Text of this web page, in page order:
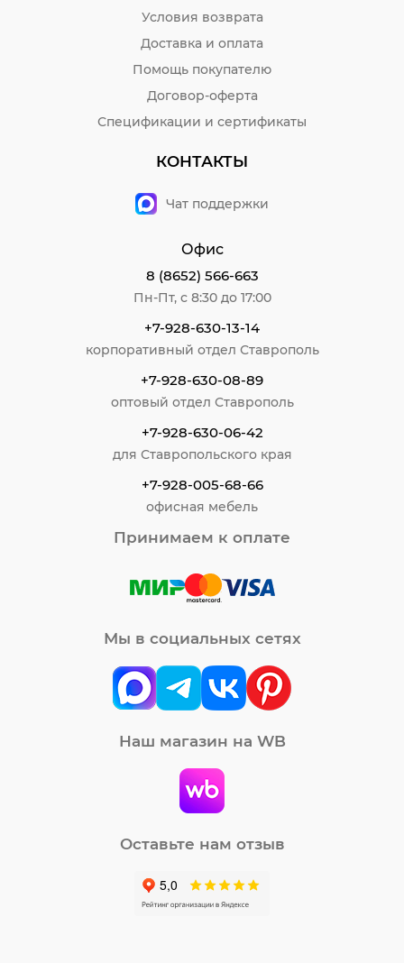
Условия возврата
Доставка и оплата
Помощь покупателю
Договор-оферта
Спецификации и сертификаты
КОНТАКТЫ
Чат поддержки
Офис
8 (8652) 566-663
Пн-Пт, с 8:30 до 17:00
+7-928-630-13-14
корпоративный отдел Ставрополь
+7-928-630-08-89
оптовый отдел Ставрополь
+7-928-630-06-42
для Ставропольского края
+7-928-005-68-66
офисная мебель
Принимаем к оплате
Мы в социальных сетях
Наш магазин на WB
Оставьте нам отзыв